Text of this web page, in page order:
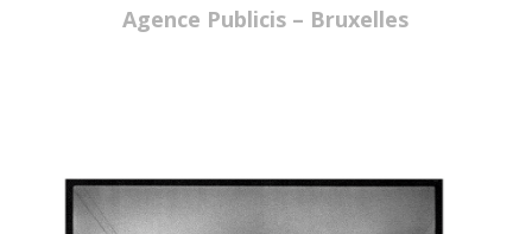
Agence Publicis – Bruxelles